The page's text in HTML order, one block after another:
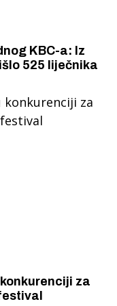
KBC-a: Iz
525 liječnika
za